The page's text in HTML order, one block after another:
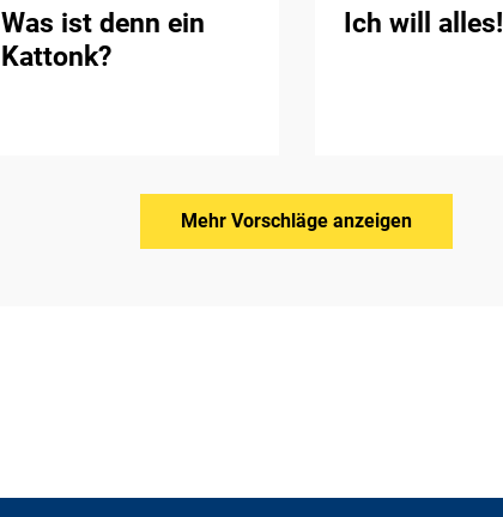
Was ist denn ein
Kattonk?
Ich will alles!
Mehr Vorschläge anzeigen